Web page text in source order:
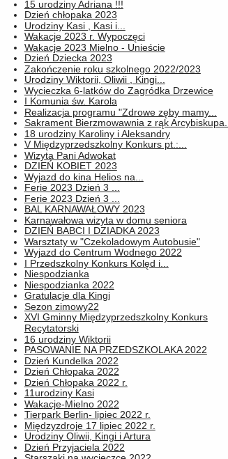
15 urodziny Adriana !!!
Dzień chłopaka 2023
Urodziny Kasi , Kasi i...
Wakacje 2023 r. Wypoczęci
Wakacje 2023 Mielno - Unieście
Dzień Dziecka 2023
Zakończenie roku szkolnego 2022/2023
Urodziny Wiktorii, Oliwii , Kingi...
Wycieczka 6-latków do Zagródka Drzewice
I Komunia św. Karola
Realizacja programu "Zdrowe zęby mamy...
Sakrament Bierzmowawnia z rąk Arcybiskupa...
18 urodziny Karoliny i Aleksandry
V Międzyprzedszkolny Konkurs pt.:...
Wizyta Pani Adwokat
DZIEŃ KOBIET 2023
Wyjazd do kina Helios na...
Ferie 2023 Dzień 3 ...
Ferie 2023 Dzień 3 ...
BAL KARNAWAŁOWY 2023
Karnawałowa wizyta w domu seniora
DZIEŃ BABCI I DZIADKA 2023
Warsztaty w "Czekoladowym Autobusie"
Wyjazd do Centrum Wodnego 2022
I Przedszkolny Konkurs Kolęd i...
Niespodzianka
Niespodzianka 2022
Gratulacje dla Kingi
Sezon zimowy22
XVI Gminny Międzyprzedszkolny Konkurs
Recytatorski
16 urodziny Wiktorii
PASOWANIE NA PRZEDSZKOLAKA 2022
Dzień Kundelka 2022
Dzień Chłopaka 2022
Dzień Chłopaka 2022 r.
11urodziny Kasi
Wakacje-Mielno 2022
Tierpark Berlin- lipiec 2022 r.
Międzyzdroje 17 lipiec 2022 r.
Urodziny Oliwii, Kingi i Artura
Dzień Przyjaciela 2022